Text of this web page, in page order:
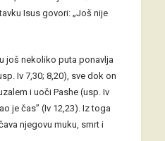
Isus govori: „Još nije
još nekoliko puta ponavlja
Iv 7,30; 8,20), sve dok on
i uoči Pashe (usp. Iv
je čas” (Iv 12,23). Iz toga
njegovu muku, smrt i